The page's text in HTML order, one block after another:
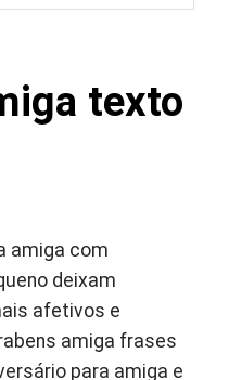
texto
amiga com
deixam
afetivos e
amiga frases
para amiga e